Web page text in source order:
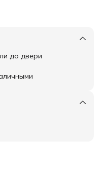
до двери